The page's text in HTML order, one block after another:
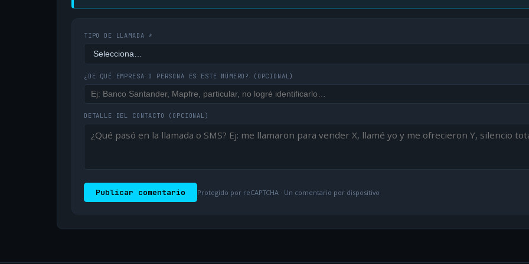
TIPO DE LLAMADA *
¿DE QUÉ EMPRESA O PERSONA ES ESTE NÚMERO? (OPCIONAL)
DETALLE DEL CONTACTO (OPCIONAL)
Publicar comentario Protegido por reCAPTCHA · Un comentario por dispositivo